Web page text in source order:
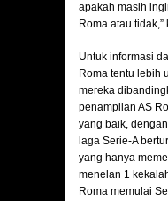
apakah masih
Roma atau
Untuk informasi
Roma tentu lebih
mereka
penampilan AS
yang baik,
laga Serie-A
yang hanya
menelan 1
Roma memulai